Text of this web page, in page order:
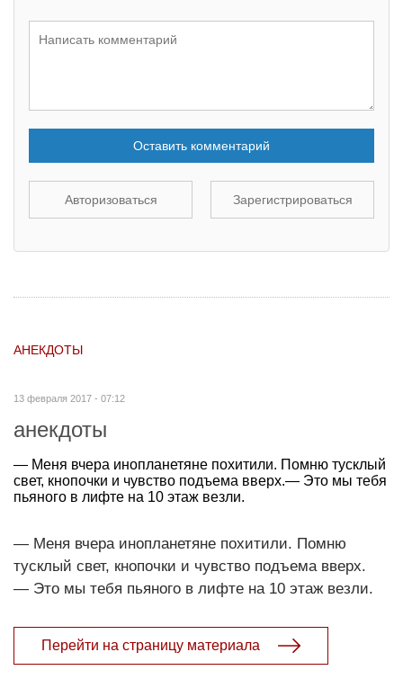
Оставить комментарий
Авторизоваться Зарегистрироваться
АНЕКДОТЫ
13 февраля 2017 - 07:12
анекдоты
— Меня вчера инопланетяне похитили. Помню тусклый
свет, кнопочки и чувство подъема вверх.— Это мы тебя
пьяного в лифте на 10 этаж везли.
— Меня вчера инопланетяне похитили. Помню
тусклый свет, кнопочки и чувство подъема вверх.
— Это мы тебя пьяного в лифте на 10 этаж везли.
Перейти на страницу материала